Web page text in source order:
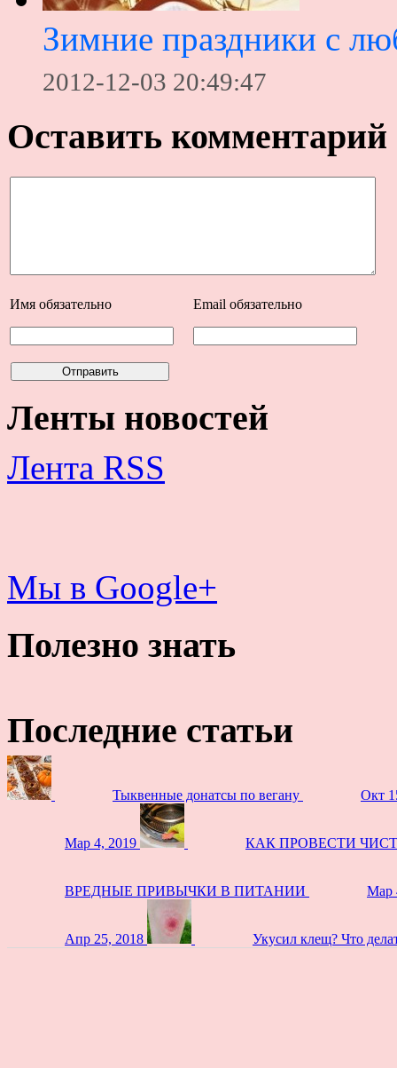
Зимние праздники с
2012-12-03 20:49:47
Оставить комментарий
Имя обязательно Email обязательно
Ленты новостей
Лента RSS
Мы в Google+
Полезно знать
Последние статьи
Тыквенные донатсы по вегану Окт
Мар 4, 2019 КАК ПРОВЕСТИ
ВРЕДНЫЕ ПРИВЫЧКИ В ПИТАНИИ Мар
Апр 25, 2018 Укусил клещ? Что